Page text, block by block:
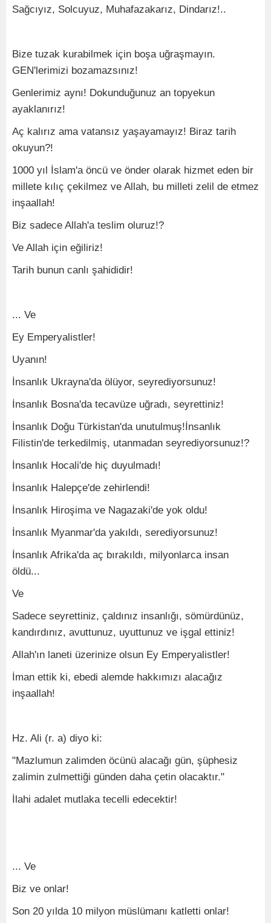
Sağcıyız, Solcuyuz, Muhafazakarız, Dindarız!..
Bize tuzak kurabilmek için boşa uğraşmayın.
GEN'lerimizi bozamazsınız!
Genlerimiz aynı! Dokunduğunuz an topyekun
ayaklanırız!
Aç kalırız ama vatansız yaşayamayız! Biraz tarih
okuyun?!
1000 yıl İslam'a öncü ve önder olarak hizmet eden bir
millete kılıç çekilmez ve Allah, bu milleti zelil de etmez
inşaallah!
Biz sadece Allah'a teslim oluruz!?
Ve Allah için eğiliriz!
Tarih bunun canlı şahididir!
... Ve
Ey Emperyalistler!
Uyanın!
İnsanlık Ukrayna'da ölüyor, seyrediyorsunuz!
İnsanlık Bosna'da tecavüze uğradı, seyrettiniz!
İnsanlık Doğu Türkistan'da unutulmuş!İnsanlık
Filistin'de terkedilmiş, utanmadan seyrediyorsunuz!?
İnsanlık Hocali'de hiç duyulmadı!
İnsanlık Halepçe'de zehirlendi!
İnsanlık Hiroşima ve Nagazaki'de yok oldu!
İnsanlık Myanmar'da yakıldı, serediyorsunuz!
İnsanlık Afrika'da aç bırakıldı, milyonlarca insan
öldü...
Ve
Sadece seyrettiniz, çaldınız insanlığı, sömürdünüz,
kandırdınız, avuttunuz, uyuttunuz ve işgal ettiniz!
Allah'ın laneti üzerinize olsun Ey Emperyalistler!
İman ettik ki, ebedi alemde hakkımızı alacağız
inşaallah!
Hz. Ali (r. a) diyo ki:
"Mazlumun zalimden öcünü alacağı gün, şüphesiz
zalimin zulmettiği günden daha çetin olacaktır."
İlahi adalet mutlaka tecelli edecektir!
... Ve
Biz ve onlar!
Son 20 yılda 10 milyon müslümanı katletti onlar!